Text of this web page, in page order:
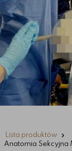
Lista produktów
Anatomia Sekcyjna